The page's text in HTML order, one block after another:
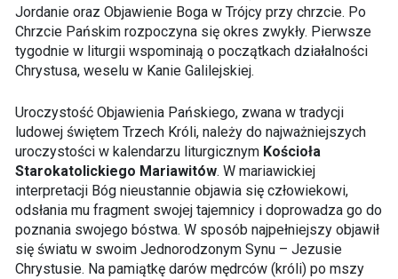
Jordanie oraz Objawienie Boga w Trójcy przy chrzcie. Po
Chrzcie Pańskim rozpoczyna się okres zwykły. Pierwsze
tygodnie w liturgii wspominają o początkach działalności
Chrystusa, weselu w Kanie Galilejskiej.
Uroczystość Objawienia Pańskiego, zwana w tradycji
ludowej świętem Trzech Króli, należy do najważniejszych
uroczystości w kalendarzu liturgicznym Kościoła
Starokatolickiego Mariawitów. W mariawickiej
interpretacji Bóg nieustannie objawia się człowiekowi,
odsłania mu fragment swojej tajemnicy i doprowadza go do
poznania swojego bóstwa. W sposób najpełniejszy objawił
się światu w swoim Jednorodzonym Synu – Jezusie
Chrystusie. Na pamiątkę darów mędrców (króli) po mszy